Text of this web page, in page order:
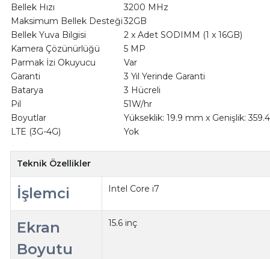
Bellek Hızı
3200 MHz
Maksimum Bellek Desteği32GB
Bellek Yuva Bilgisi
2 x Adet SODIMM (1 x 16GB)
Kamera Çözünürlüğü
5 MP
Parmak İzi Okuyucu
Var
Garanti
3 Yıl Yerinde Garanti
Batarya
3 Hücreli
Pil
51W/hr
Boyutlar
Yükseklik: 19.9 mm x Genişlik:
LTE (3G-4G)
Yok
Teknik Özellikler
İşlemci Intel Core i7
Ekran
Boyutu
15.6 inç